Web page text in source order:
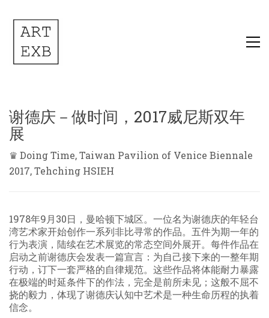
谢德庆－做时间，2017威尼斯双年
展
♛ Doing Time, Taiwan Pavilion of Venice Biennale
2017, Tehching HSIEH
1978年9月30日，曼哈顿下城区。一位名为谢德庆的年轻台
湾艺术家开始创作一系列非比寻常的作品。五件为期一年的
行为表演，陆续在艺术展览的常态空间外展开。每件作品在
启动之前谢德庆会发表一篇宣言：为自己接下来的一整年期
行动，订下一套严格的自律规范。这些作品将体能耐力暴露
在极端的时延条件下的作法，完全是前所未见；这般不屈不
挠的毅力，体现了谢德庆认知中艺术是一种生命历程的执着
信念。